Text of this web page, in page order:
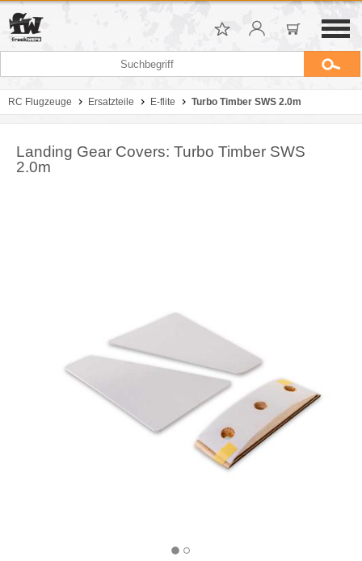
RC Flugzeuge Ersatzteile E-flite Turbo Timber SWS 2.0m
Landing Gear Covers: Turbo Timber SWS
2.0m